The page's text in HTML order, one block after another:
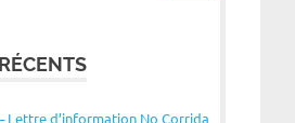
Lettre d’information No Corrida